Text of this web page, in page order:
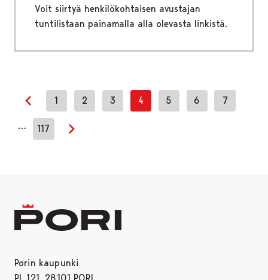
Voit siirtyä henkilökohtaisen avustajan
tuntilistaan painamalla alla olevasta linkistä.
Edellinen sivu
1 2 3 4 5 6 7
… 117
Seuraava sivu
Porin kaupunki